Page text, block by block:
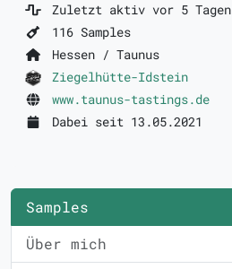
Zuletzt aktiv vor 5 Tagen
116 Samples
Hessen / Taunus
Ziegelhütte-Idstein
www.taunus-tastings.de
Dabei seit 13.05.2021
Samples
Über mich